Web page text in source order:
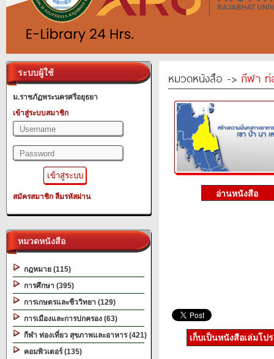
ระบบผู้ใช้
ม.ราชภัฏพระนครศรีอยุธยา
เข้าสู่ระบบสมาชิก
สมัครสมาชิก ลืมรหัสผ่าน
หมวดหนังสือ
กฎหมาย (115)
การศึกษา (395)
การเกษตรและชีววิทยา (129)
การเมืองและการปกครอง (63)
กีฬา ท่องเที่ยว สุขภาพและอาหาร (421)
คอมพิวเตอร์ (135)
หมวดหนังสือ -> กีฬา ท่
เก็บเป็นหนังสือเล่มโป